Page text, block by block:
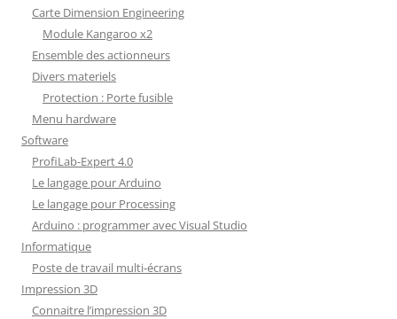
Carte Dimension Engineering
Module Kangaroo x2
Ensemble des actionneurs
Divers materiels
Protection : Porte fusible
Menu hardware
Software
ProfiLab-Expert 4.0
Le langage pour Arduino
Le langage pour Processing
Arduino : programmer avec Visual Studio
Informatique
Poste de travail multi-écrans
Impression 3D
Connaitre l’impression 3D